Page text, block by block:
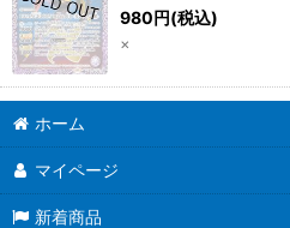
980円(税込)
×
ホーム
マイページ
新着商品